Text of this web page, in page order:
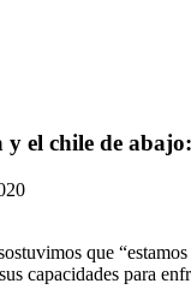
el chile de
que
capacidades para